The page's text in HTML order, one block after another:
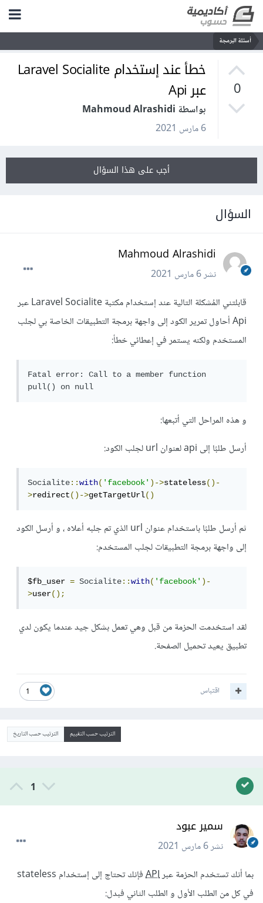
أسئلة البرمجة
0
خطأ عند إستخدام Laravel Socialite
عبر Api
بواسطة Mahmoud Alrashidi
6 مارس 2021
أجب على هذا السؤال
السؤال
Mahmoud Alrashidi
نشر6 مارس 2021
قابلتني المُشكلة التالية عند إستخدام مكتبة Laravel Socialite عبر
Api أحاول تمرير الكود إلى واجهة برمجة التطبيقات الخاصة بي لجلب
المستخدم ولكنه يستمر في إعطائي خطأ:
Fatal error: Call to a member function
pull() on null
و هذه المراحل التي أتبعها:
أرسل طلبًا إلى api لعنوان url لجلب الكود:
Socialite::with('facebook')->stateless()-
>redirect()->getTargetUrl()
ثم أرسل طلبًا باستخدام عنوان url الذي تم جلبه أعلاه ، و أرسل الكود
إلى واجهة برمجة التطبيقات لجلب المستخدم:
$fb_user = Socialite::with('facebook')-
>user();
لقد استخدمت الحزمة من قبل وهي تعمل بشكل جيد عندما يكون لدي
تطبيق يعيد تحميل الصفحة.
1 اقتباس
الترتيب حسب التقييم الترتيب حسب التاريخ
1
سمير عبود
نشر6 مارس 2021
بما أنك تستخدم الحزمة عبرAPI
فإنك تحتاج إلى إستخدام stateless
في كل من الطلب الأول و الطلب الثاني فبدل: